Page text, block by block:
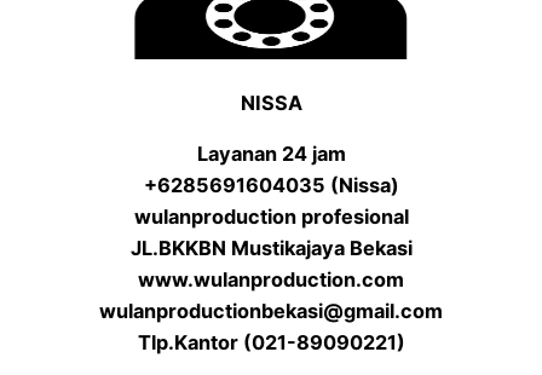
NISSA
Layanan 24 jam
+6285691604035 (Nissa)
wulanproduction profesional
JL.BKKBN Mustikajaya Bekasi
www.wulanproduction.com
wulanproductionbekasi@gmail.com
Tlp.Kantor (021-89090221)